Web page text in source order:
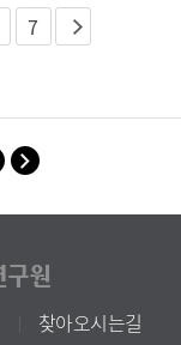
7
찾아오시는길